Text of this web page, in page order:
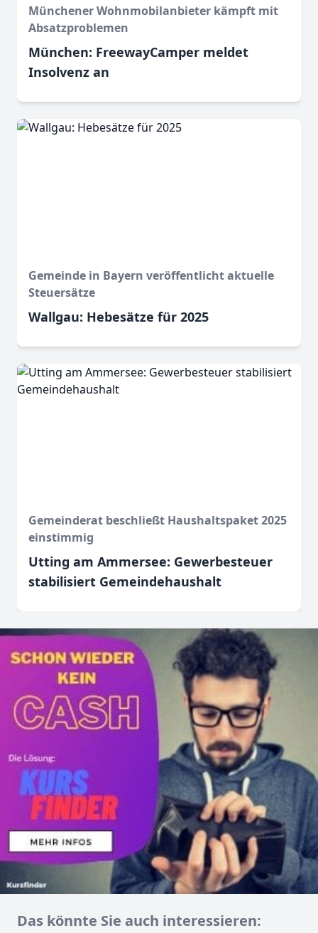
Münchener Wohnmobilanbieter kämpft mit
Absatzproblemen
München: FreewayCamper meldet
Insolvenz an
Gemeinde in Bayern veröffentlicht aktuelle
Steuersätze
Wallgau: Hebesätze für 2025
Gemeinderat beschließt Haushaltspaket 2025
einstimmig
Utting am Ammersee: Gewerbesteuer
stabilisiert Gemeindehaushalt
Das könnte Sie auch interessieren: